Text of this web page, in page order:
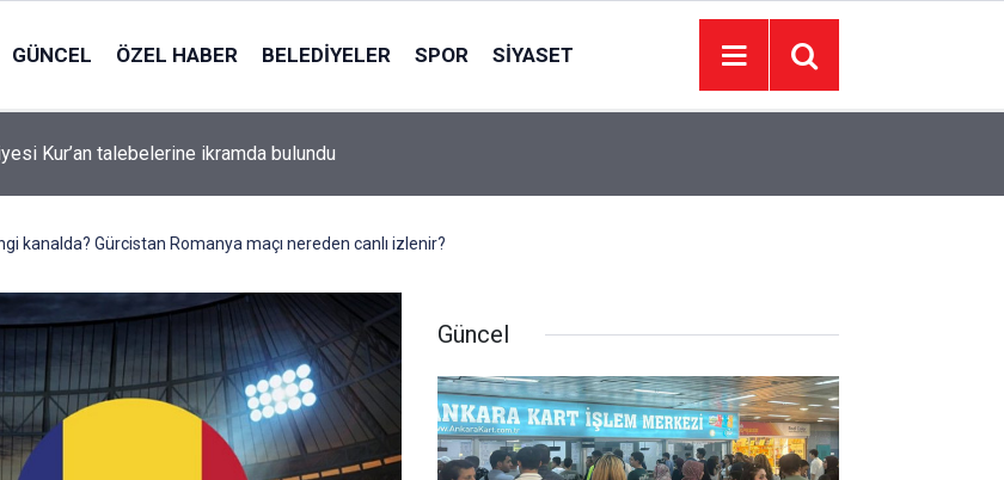
GÜNCEL ÖZEL HABER BELEDIYELER SPOR SIYASET
Kur’an talebelerine ikramda bulundu
kanalda? Gürcistan Romanya maçı nereden canlı izlenir?
Güncel